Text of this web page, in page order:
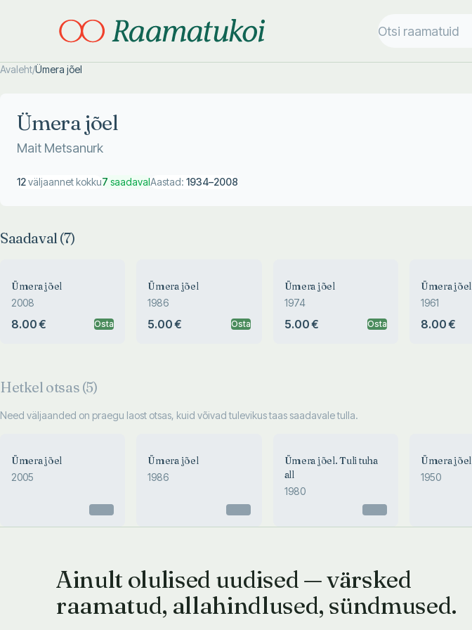
Avaleht/Ümera jõel
Ümera jõel
Mait Metsanurk
12väljaannet kokku7 saadavalAastad: 1934–2008
Saadaval (7)
Ümera jõel
2008
8.00 € Osta
Ümera jõel
1986
5.00 € Osta
Ümera jõel
1974
5.00 € Osta
Ümera jõel
1961
8.00 €
Hetkel otsas (5)
Need väljaanded on praegu laost otsas, kuid võivad tulevikus taas saadavale tulla.
Ümera jõel
2005
Ümera jõel
1986
Ümera jõel. Tuli tuha
all
1980
Ümera jõel
Ümera jõel
1950
Ainult olulised uudised — värsked
raamatud, allahindlused, sündmused.